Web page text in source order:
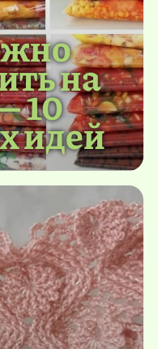
на
10
идей